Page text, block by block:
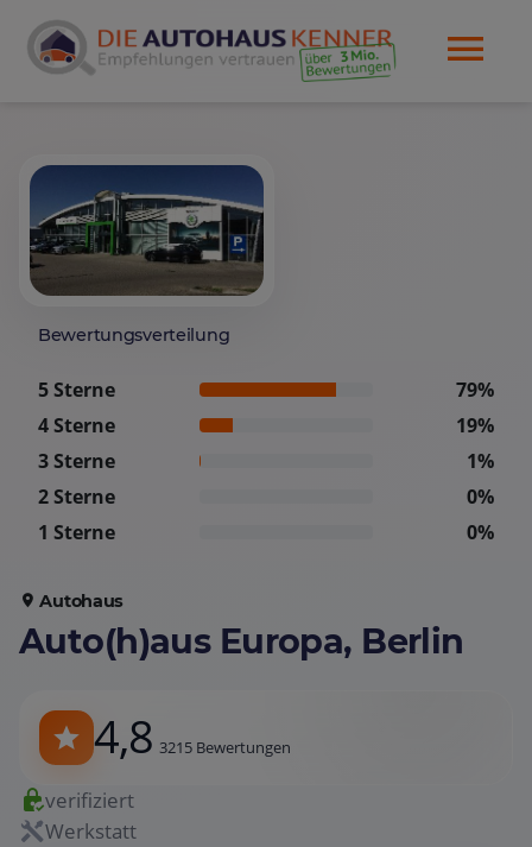
Bewertungsverteilung
5 Sterne
79%
4 Sterne
19%
3 Sterne
1%
2 Sterne
0%
1 Sterne
0%
Autohaus
Auto(h)aus Europa, Berlin
4,8 3215 Bewertungen
verifiziert
Werkstatt